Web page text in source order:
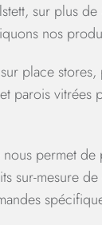
sur plus
nos
place
parois vitrées
permet
sur-mesure